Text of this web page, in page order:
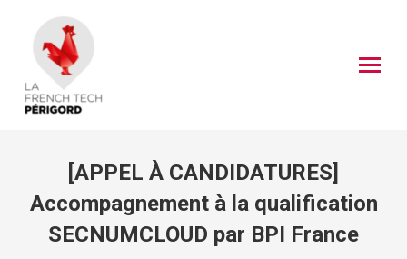
[APPEL À CANDIDATURES]
Accompagnement à la qualification
SECNUMCLOUD par BPI France